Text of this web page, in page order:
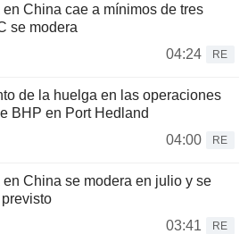
China cae a mínimos de tres
se modera
04:24
RE
de la huelga en las operaciones
BHP en Port Hedland
04:00
RE
China se modera en julio y se
03:41
RE